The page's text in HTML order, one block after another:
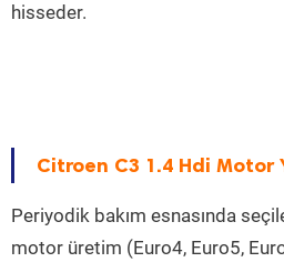
hisseder.
Citroen C3 1.4 Hdi Motor
Periyodik bakım esnasında
motor üretim (Euro4, Euro5,